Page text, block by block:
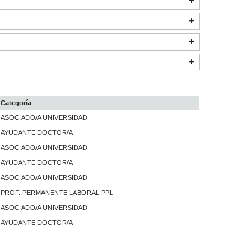
Categoría
ASOCIADO/A UNIVERSIDAD
AYUDANTE DOCTOR/A
ASOCIADO/A UNIVERSIDAD
AYUDANTE DOCTOR/A
ASOCIADO/A UNIVERSIDAD
PROF. PERMANENTE LABORAL PPL
ASOCIADO/A UNIVERSIDAD
AYUDANTE DOCTOR/A